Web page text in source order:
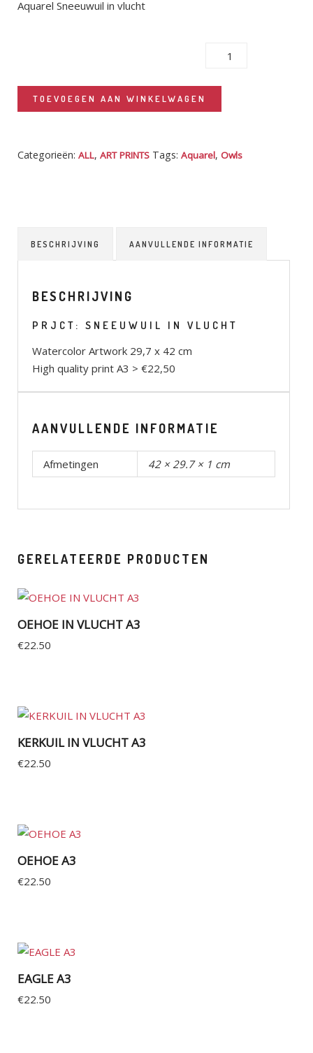
Aquarel Sneeuwuil in vlucht
TOEVOEGEN AAN WINKELWAGEN
Categorieën: ALL, ART PRINTS Tags: Aquarel, Owls
BESCHRIJVING AANVULLENDE INFORMATIE
BESCHRIJVING
PRJCT: SNEEUWUIL IN VLUCHT
Watercolor Artwork 29,7 x 42 cm
High quality print A3 > €22,50
AANVULLENDE INFORMATIE
Afmetingen 42 × 29.7 × 1 cm
GERELATEERDE PRODUCTEN
OEHOE IN VLUCHT A3
€22.50
KERKUIL IN VLUCHT A3
€22.50
OEHOE A3
€22.50
EAGLE A3
€22.50